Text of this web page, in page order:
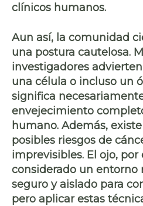
clínicos humanos.
Aun así, la comunidad
una postura cautelosa.
investigadores
una célula o incluso un
significa
envejecimiento
humano. Además,
posibles riesgos de
imprevisibles. El ojo, por
considerado un entorno
seguro y aislado para
pero aplicar estas